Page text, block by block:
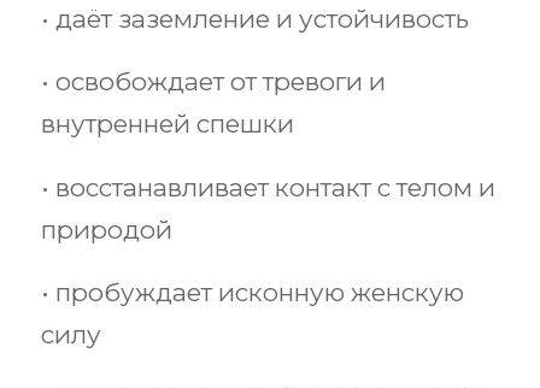
• даёт заземление и устойчивость
• освобождает от тревоги и
внутренней спешки
• восстанавливает контакт с телом и
природой
• пробуждает исконную женскую
силу